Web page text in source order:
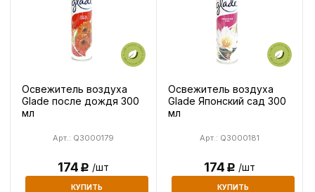
Освежитель воздуха
Glade после дождя 300
мл
Арт.: Q3000179
174Р /шт
КУПИТЬ
Освежитель воздуха
Glade Японский сад 300
мл
Арт.: Q3000181
174Р /шт
КУПИТЬ